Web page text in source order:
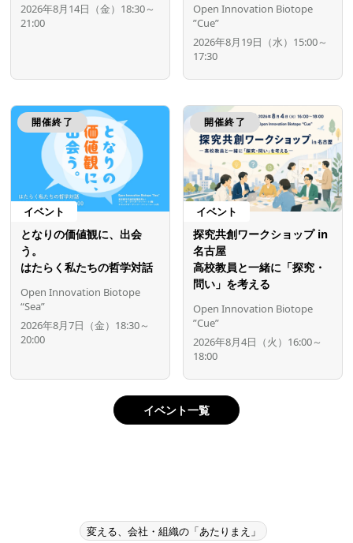
2026年8月14日（金）18:30～
21:00
Open Innovation Biotope
”Cue”
2026年8月19日（水）15:00～
17:30
開催終了
イベント
となりの価値観に、出会
う。
はたらく私たちの哲学対話
Open Innovation Biotope
“Sea”
2026年8月7日（金）18:30～
20:00
開催終了
イベント
探究共創ワークショップ in
名古屋
高校教員と一緒に「探究・
問い」を考える
Open Innovation Biotope
”Cue”
2026年8月4日（火）16:00～
18:00
イベント一覧
変える、会社・組織の「あたりまえ」